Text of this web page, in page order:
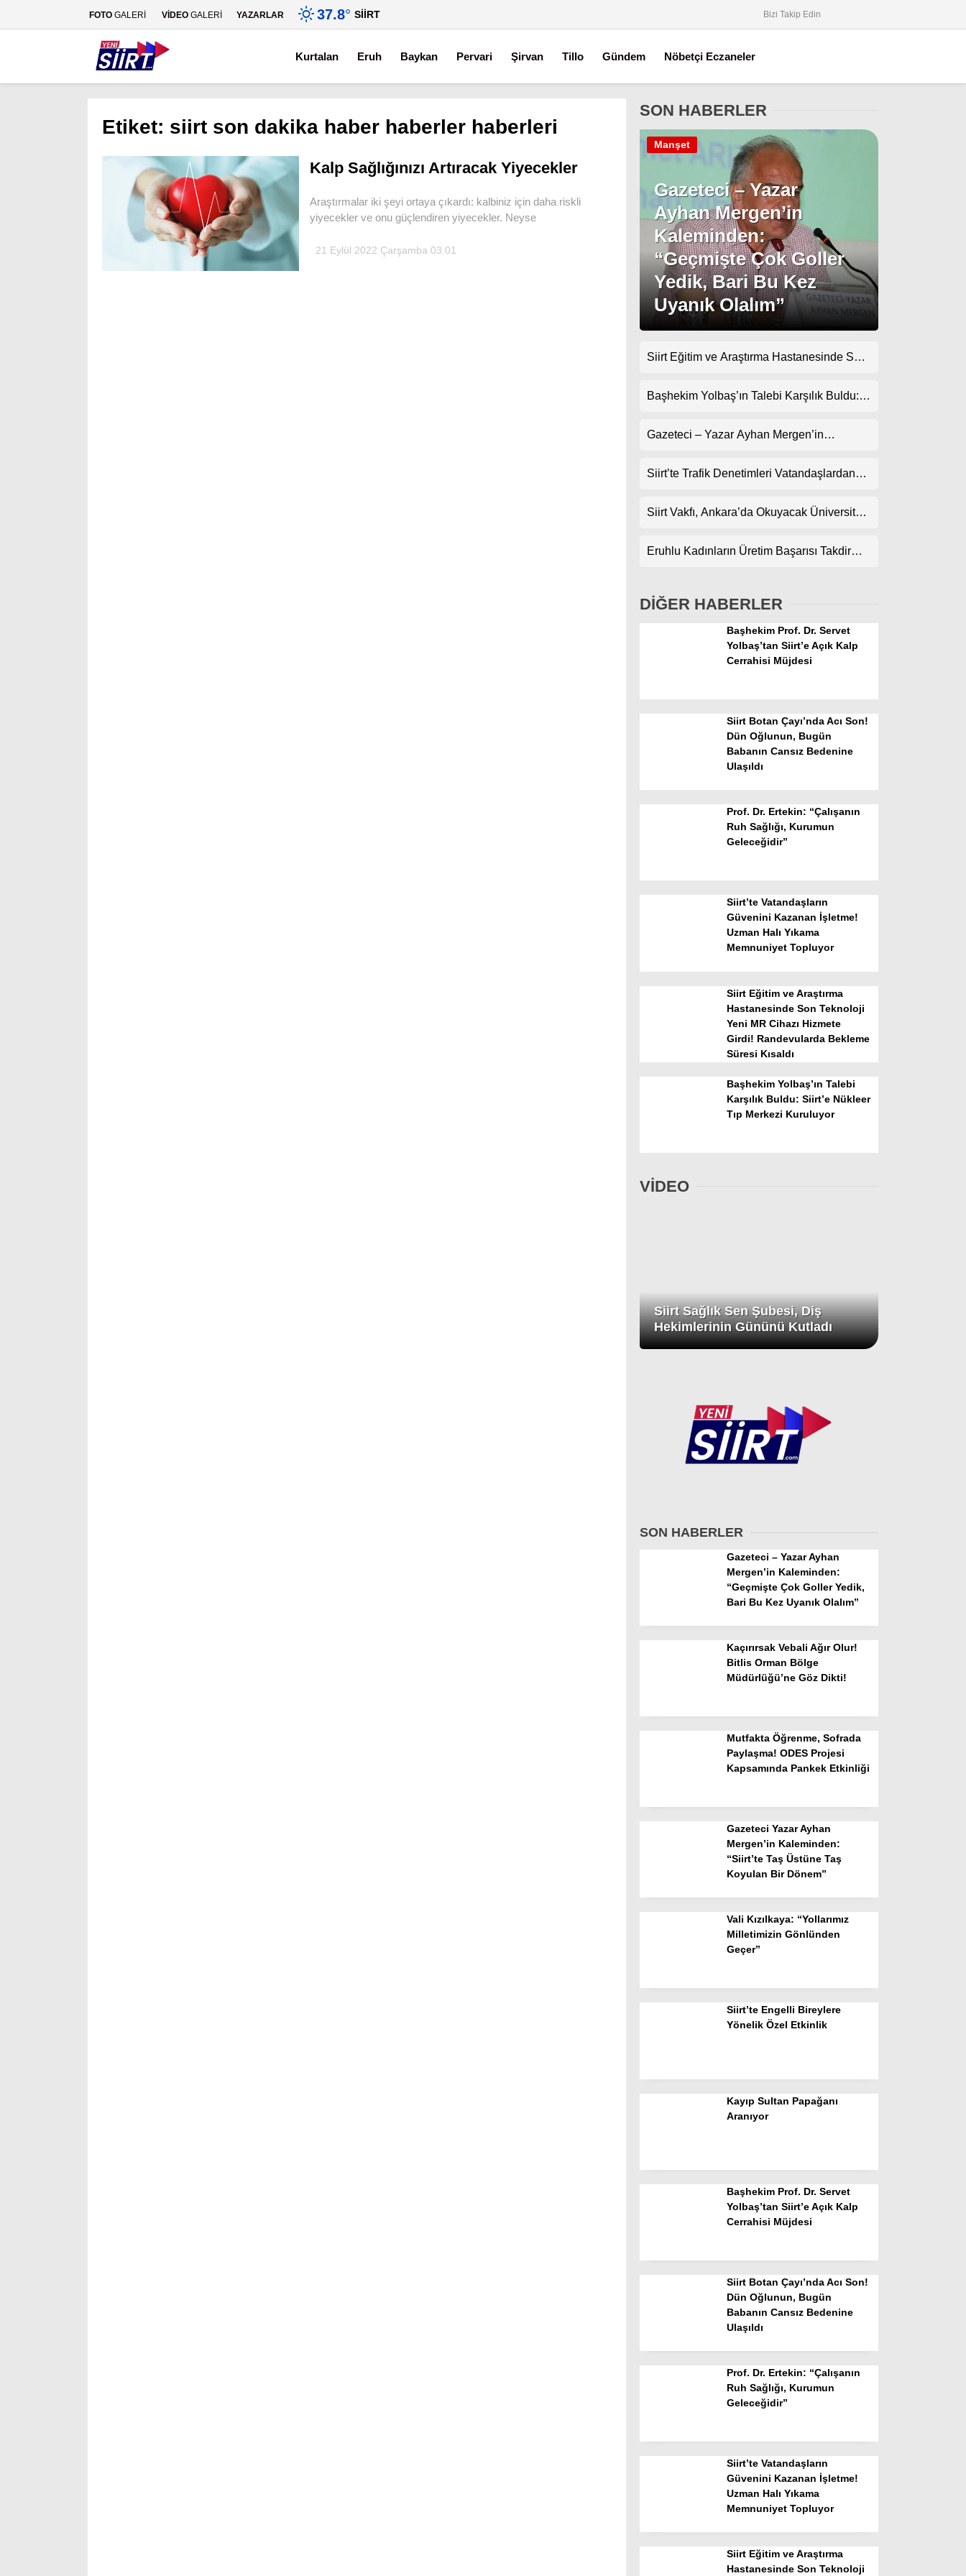
Gündem
Spor
Magazin
Instagram
FOTO GALERİ VİDEO GALERİ YAZARLAR 37.8° SIIRT Bizi Takip Edin
Kurtalan Eruh Baykan Pervari Şirvan Tillo Gündem Nöbetçi Eczaneler
Etiket: siirt son dakika haber haberler haberleri
Kalp Sağlığınızı Artıracak Yiyecekler
Araştırmalar iki şeyi ortaya çıkardı: kalbiniz için daha riskli
yiyecekler ve onu güçlendiren yiyecekler. Neyse
21 Eylül 2022 Çarşamba 03:01
SON HABERLER
Gazeteci – Yazar
Ayhan Mergen’in
Kaleminden:
“Geçmişte Çok Goller
Yedik, Bari Bu Kez
Uyanık Olalım”
Manşet
Siirt Eğitim ve Araştırma Hastanesinde Son
Randevularda Bekleme Süresi Kısaldı
Başhekim Yolbaş’ın Talebi Karşılık Buldu:
Gazeteci – Yazar Ayhan Mergen’in
Kuralları”
Siirt’te Trafik Denetimleri Vatandaşlardan
Siirt Vakfı, Ankara’da Okuyacak Üniversite
Eruhlu Kadınların Üretim Başarısı Takdir
DİĞER HABERLER
Başhekim Prof. Dr. Servet
Yolbaş’tan Siirt’e Açık Kalp
Cerrahisi Müjdesi
Siirt Botan Çayı’nda Acı Son!
Dün Oğlunun, Bugün
Babanın Cansız Bedenine
Ulaşıldı
Prof. Dr. Ertekin: “Çalışanın
Ruh Sağlığı, Kurumun
Geleceğidir”
Siirt’te Vatandaşların
Güvenini Kazanan İşletme!
Uzman Halı Yıkama
Memnuniyet Topluyor
Siirt Eğitim ve Araştırma
Hastanesinde Son Teknoloji
Yeni MR Cihazı Hizmete
Girdi! Randevularda Bekleme
Süresi Kısaldı
Başhekim Yolbaş’ın Talebi
Karşılık Buldu: Siirt’e Nükleer
Tıp Merkezi Kuruluyor
VİDEO
Siirt Sağlık Sen Şubesi, Diş
Hekimlerinin Gününü Kutladı
SON HABERLER
Gazeteci – Yazar Ayhan
Mergen’in Kaleminden:
“Geçmişte Çok Goller Yedik,
Bari Bu Kez Uyanık Olalım”
Kaçırırsak Vebali Ağır Olur!
Bitlis Orman Bölge
Müdürlüğü’ne Göz Dikti!
Mutfakta Öğrenme, Sofrada
Paylaşma! ODES Projesi
Kapsamında Pankek Etkinliği
Gazeteci Yazar Ayhan
Mergen’in Kaleminden:
“Siirt’te Taş Üstüne Taş
Koyulan Bir Dönem”
Vali Kızılkaya: “Yollarımız
Milletimizin Gönlünden
Geçer”
Siirt’te Engelli Bireylere
Yönelik Özel Etkinlik
Kayıp Sultan Papağanı
Aranıyor
Başhekim Prof. Dr. Servet
Yolbaş’tan Siirt’e Açık Kalp
Cerrahisi Müjdesi
Siirt Botan Çayı’nda Acı Son!
Dün Oğlunun, Bugün
Babanın Cansız Bedenine
Ulaşıldı
Prof. Dr. Ertekin: “Çalışanın
Ruh Sağlığı, Kurumun
Geleceğidir”
Siirt’te Vatandaşların
Güvenini Kazanan İşletme!
Uzman Halı Yıkama
Memnuniyet Topluyor
Siirt Eğitim ve Araştırma
Hastanesinde Son Teknoloji